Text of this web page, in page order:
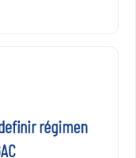
régimen